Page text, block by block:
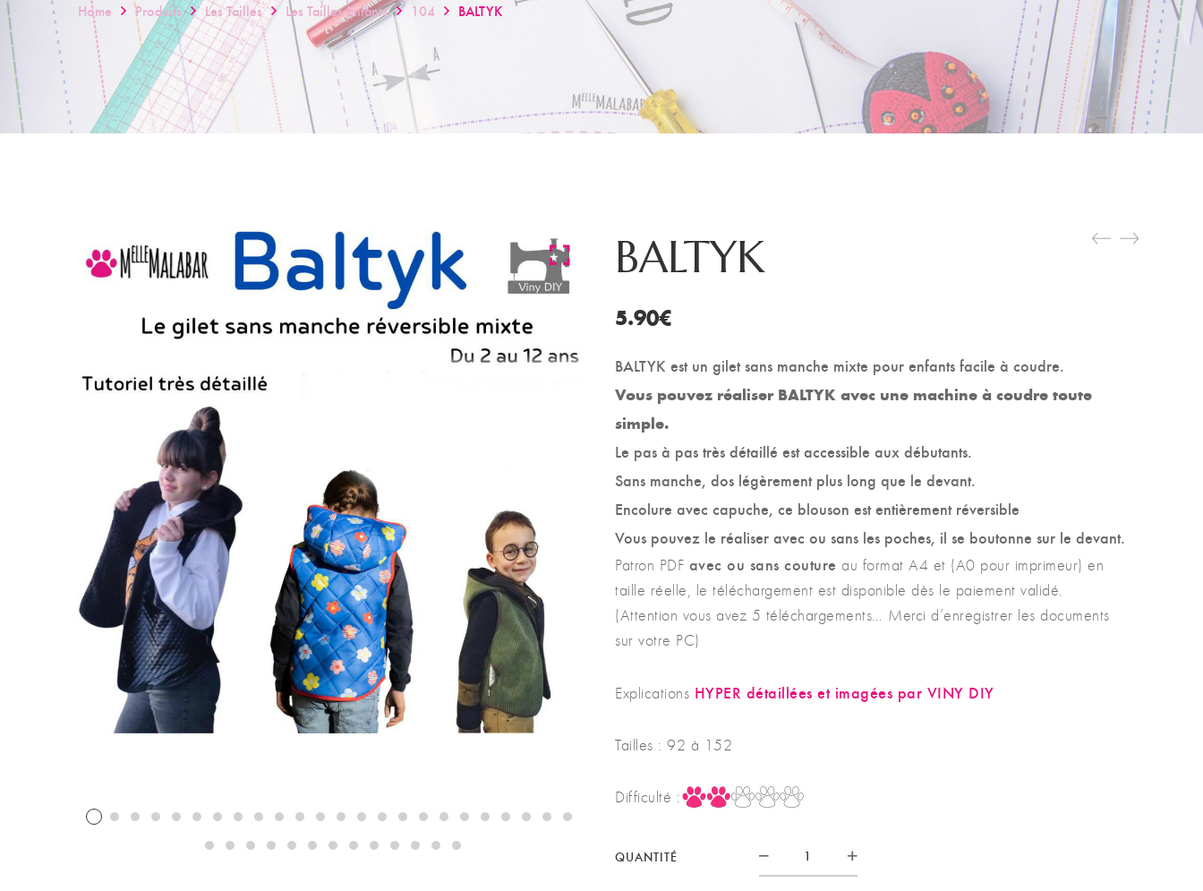
Home Produits Les Tailles Les Tailles Enfants 104 BALTYK
BALTYK
5.90€
BALTYK est un gilet sans manche mixte pour enfants facile à coudre.
Vous pouvez réaliser BALTYK avec une machine à coudre toute
simple.
Le pas à pas très détaillé est accessible aux débutants.
Sans manche, dos légèrement plus long que le devant.
Encolure avec capuche, ce blouson est entièrement réversible
Vous pouvez le réaliser avec ou sans les poches, il se boutonne sur le devant.
Patron PDF avec ou sans couture au format A4 et (A0 pour imprimeur) en
taille réelle, le téléchargement est disponible dès le paiement validé.
(Attention vous avez 5 téléchargements… Merci d’enregistrer les documents
sur votre PC)
Explications HYPER détaillées et imagées par VINY DIY
Tailles : 92 à 152
Difficulté :
QUANTITÉ Quantité